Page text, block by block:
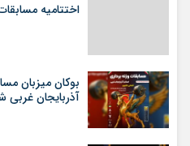
اختتامیه
بوکان میزبان
آذربایجان غربی